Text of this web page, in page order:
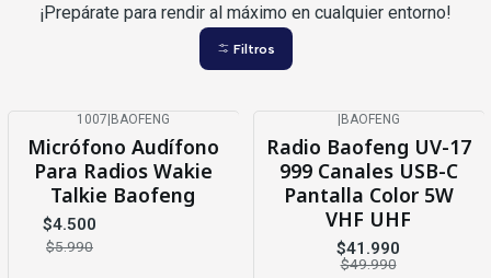
¡Prepárate para rendir al máximo en cualquier entorno!
Filtros
1007|BAOFENG
Micrófono Audífono
Para Radios Wakie
Talkie Baofeng
$4.500
$5.990
|BAOFENG
Radio Baofeng UV-17
999 Canales USB-C
Pantalla Color 5W
VHF UHF
$41.990
$49.990